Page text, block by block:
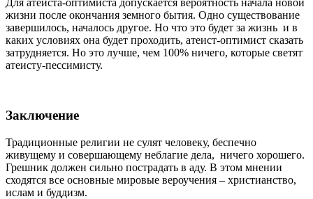
жизни после окончания земного бытия. Одно существование
завершилось, началось другое. Но что это будет за жизнь и в
каких условиях она будет проходить, атеист-оптимист сказать
затрудняется. Но это лучше, чем 100% ничего, которые светят
атеисту-пессимисту.
Заключение
Традиционные религии не сулят человеку, беспечно
живущему и совершающему неблагие дела, ничего хорошего.
Грешник должен сильно пострадать в аду. В этом мнении
сходятся все основные мировые вероучения – христианство,
ислам и буддизм.